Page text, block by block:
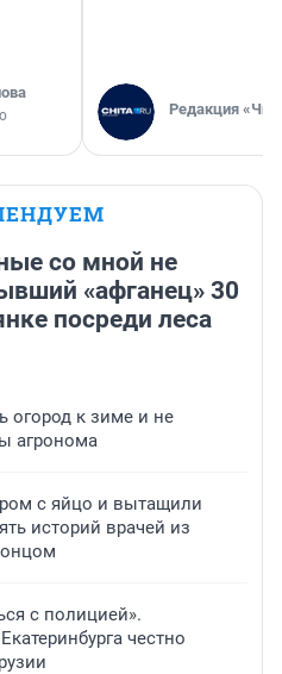
Редакция
со мной не
«афганец» 30
посреди леса
огород к зиме и не
агронома
с яйцо и вытащили
историй врачей из
с полицией».
честно